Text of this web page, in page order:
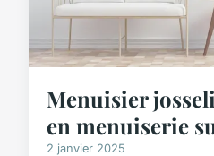
Menuisier
en menuiserie
2 janvier 2025